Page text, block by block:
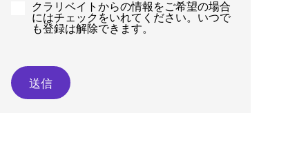
クラリベイトからの情報をご希望の場合
にはチェックをいれてください。いつで
も登録は解除できます。